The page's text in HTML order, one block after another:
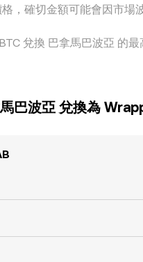
，確切金額可能會因市場
兌換 巴拿馬巴波亞 的
巴波亞 兌換為